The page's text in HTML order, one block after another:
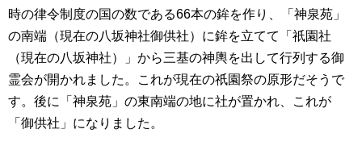
時の律令制度の国の数である66本の鉾を作り、「神泉苑」
の南端（現在の八坂神社御供社）に鉾を立てて「祇園社
（現在の八坂神社）」から三基の神輿を出して行列する御
霊会が開かれました。これが現在の祇園祭の原形だそうで
す。後に「神泉苑」の東南端の地に社が置かれ、これが
「御供社」になりました。